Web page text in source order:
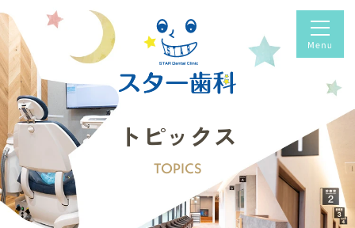
トピックス
TOPICS